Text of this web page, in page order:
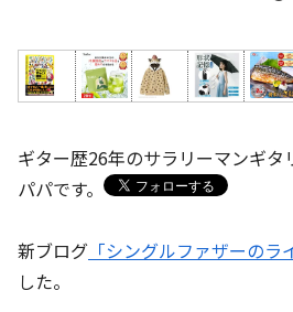
ギター歴26年のサラリーマンギタ
パパです。
新ブログ 「シングルファザーのラ
した。